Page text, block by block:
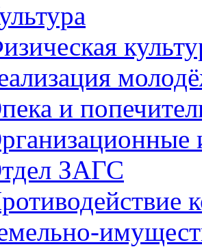
и
ЗАГС